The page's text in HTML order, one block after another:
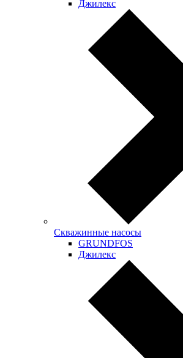
Джилекс
Скважинные насосы
GRUNDFOS
Джилекс